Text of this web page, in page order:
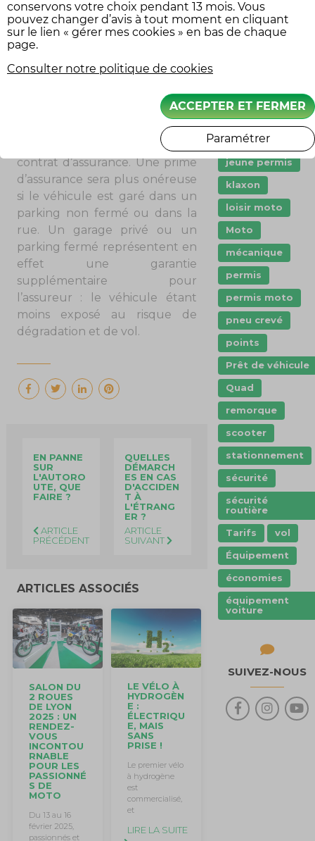
sont autant de critères qui
entrent aussi en compte dans
le calcul de la prime
d’assurance.
Outre ces différents
renseignements, un assureur
va s’intéresser au lieu de garage
du véhicule apparaissant au
contrat d’assurance. Une prime
d’assurance sera plus onéreuse
si le véhicule est garé dans un
parking non fermé ou dans la
rue. Un garage privé ou un
parking fermé représentent en
effet une garantie
supplémentaire pour
l’assureur : le véhicule étant
moins exposé au risque de
dégradation et de vol.
EN PANNE
SUR
L'AUTORO
UTE, QUE
FAIRE ?
ARTICLE
PRÉCÉDENT
QUELLES
DÉMARCH
ES EN CAS
D'ACCIDEN
T À
L'ÉTRANG
ER ?
ARTICLE
SUIVANT
ARTICLES ASSOCIÉS
SALON DU
2 ROUES
DE LYON
2025 : UN
RENDEZ-
VOUS
INCONTOU
RNABLE
POUR LES
PASSIONNÉ
S DE
MOTO
Du 13 au 16
février 2025,
passionnés et
LE VÉLO À
HYDROGÈN
E :
ÉLECTRIQU
E, MAIS
SANS
PRISE !
Le premier vélo
à hydrogène
est
commercialisé,
et
LIRE LA SUITE
dashcam
Droit
assurance
immatriculation
Innovation
jeune permis
klaxon
loisir moto
Moto
mécanique
permis
permis moto
pneu crevé
points
Prêt de véhicule
Quad
remorque
scooter
stationnement
sécurité
sécurité
routière
Tarifs
vol
Équipement
économies
équipement
voiture
SUIVEZ-NOUS
conservons votre choix pendant 13 mois. Vous
pouvez changer d’avis à tout moment en cliquant
sur le lien « gérer mes cookies » en bas de chaque
page.
Consulter notre politique de cookies
ACCEPTER ET FERMER
Paramétrer